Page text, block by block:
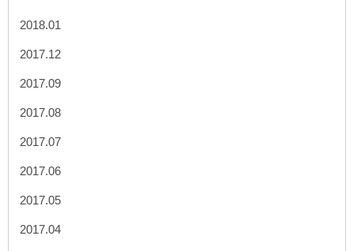
2018.01
2017.12
2017.09
2017.08
2017.07
2017.06
2017.05
2017.04